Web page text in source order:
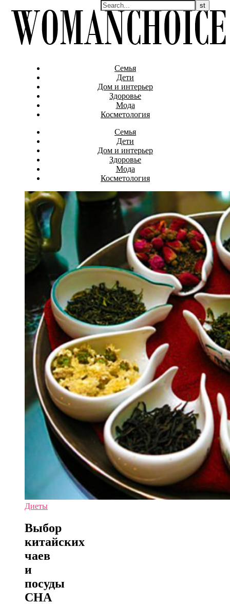
Семья
Дети
Дом и интерьер
Здоровье
Мода
Косметология
Семья
Дети
Дом и интерьер
Здоровье
Мода
Косметология
Диеты
Выбор
китайских
чаев
и
посуды
CHA